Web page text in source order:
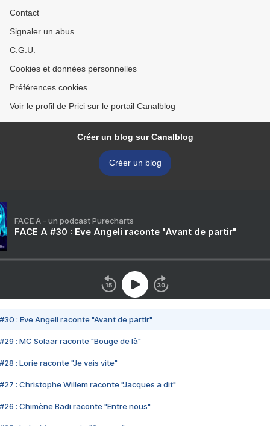
Contact
Signaler un abus
C.G.U.
Cookies et données personnelles
Préférences cookies
Voir le profil de Prici sur le portail Canalblog
Créer un blog sur Canalblog
Créer un blog
FACE A - un podcast Purecharts
FACE A #30 : Eve Angeli raconte "Avant de partir"
#30 : Eve Angeli raconte "Avant de partir"
#29 : MC Solaar raconte "Bouge de là"
#28 : Lorie raconte "Je vais vite"
#27 : Christophe Willem raconte "Jacques a dit"
#26 : Chimène Badi raconte "Entre nous"